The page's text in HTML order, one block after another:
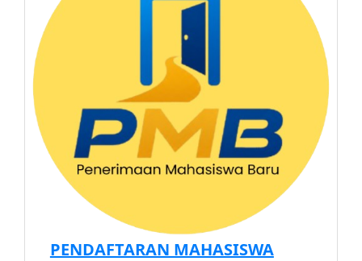
PENDAFTARAN MAHASISWA